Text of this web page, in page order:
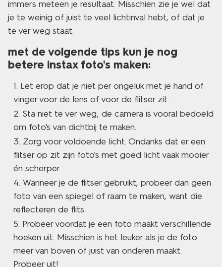
immers meteen je resultaat. Misschien zie je wel dat
je te weinig of juist te veel lichtinval hebt, of dat je
te ver weg staat.
met de volgende tips kun je nog
betere instax foto's maken:
Let erop dat je niet per ongeluk met je hand of
vinger voor de lens of voor de flitser zit.
Sta niet te ver weg, de camera is vooral bedoeld
om foto's van dichtbij te maken.
Zorg voor voldoende licht. Ondanks dat er een
flitser op zit zijn foto's met goed licht vaak mooier
én scherper.
Wanneer je de flitser gebruikt, probeer dan geen
foto van een spiegel of raam te maken, want die
reflecteren de flits.
Probeer voordat je een foto maakt verschillende
hoeken uit. Misschien is het leuker als je de foto
meer van boven of juist van onderen maakt.
Probeer uit!